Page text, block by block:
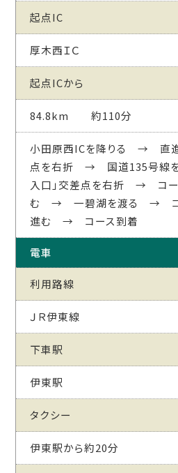
起点IC
厚木西ＩＣ
起点ICから
84.8km 約110分
小田原西ICを降りる → 直
点を右折 → 国道135号線
入口」交差点を右折 → コー
む → 一碧湖を渡る → コ
進む → コース到着
電車
利用路線
ＪＲ伊東線
下車駅
伊東駅
タクシー
伊東駅から約20分